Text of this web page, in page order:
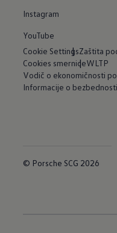
Instagram
YouTube
Cookie SettingsZaštita
Cookies smerniceWLTP
Vodič o ekonomičnosti
Informacije o
© Porsche SCG 2026